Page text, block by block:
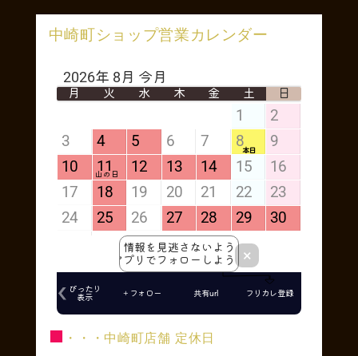
中崎町ショップ営業カレンダー
■ ・・・中崎町店舗 定休日